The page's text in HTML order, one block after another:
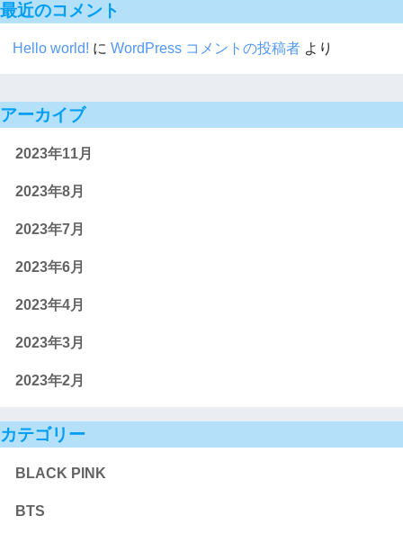
最近のコメント
Hello world! に WordPress コメントの投稿者 より
アーカイブ
2023年11月
2023年8月
2023年7月
2023年6月
2023年4月
2023年3月
2023年2月
カテゴリー
BLACK PINK
BTS